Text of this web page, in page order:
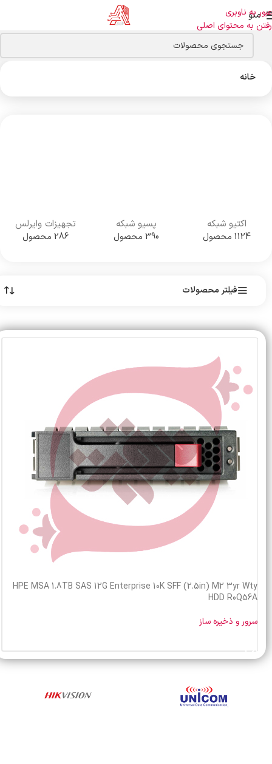
عبور به ناوبری
رفتن به محتوای اصلی
منو
خانه
اکتیو شبکه
1124 محصول
پسیو شبکه
390 محصول
تجهیزات وایرلس
286 محصول
فیلتر محصولات
HPE MSA 1.8TB SAS 12G Enterprise 10K SFF (2.5in) M2 3yr Wty
HDD R0Q56A
سرور و ذخیره ساز